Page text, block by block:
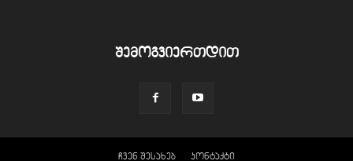
შემოგვიერთდით
ჩვენ შესახებ კონტაქტი